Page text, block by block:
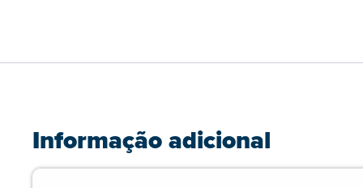
Informação adicional